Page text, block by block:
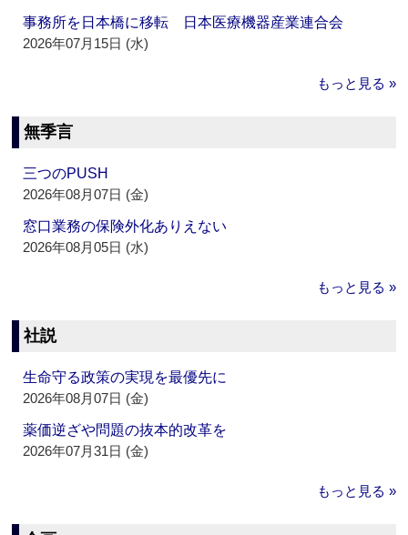
事務所を日本橋に移転 日本医療機器産業連合会
2026年07月15日 (水)
もっと見る »
無季言
三つのPUSH
2026年08月07日 (金)
窓口業務の保険外化ありえない
2026年08月05日 (水)
もっと見る »
社説
生命守る政策の実現を最優先に
2026年08月07日 (金)
薬価逆ざや問題の抜本的改革を
2026年07月31日 (金)
もっと見る »